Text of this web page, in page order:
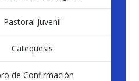
Pastoral Juvenil
Catequesis
de Confirmación